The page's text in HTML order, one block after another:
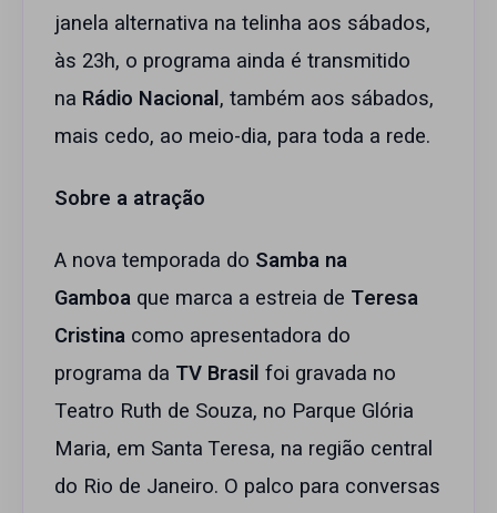
janela alternativa na telinha aos sábados,
às 23h, o programa ainda é transmitido
na Rádio Nacional, também aos sábados,
mais cedo, ao meio-dia, para toda a rede.
Sobre a atração
A nova temporada do Samba na
Gamboa que marca a estreia de Teresa
Cristina como apresentadora do
programa da TV Brasil foi gravada no
Teatro Ruth de Souza, no Parque Glória
Maria, em Santa Teresa, na região central
do Rio de Janeiro. O palco para conversas